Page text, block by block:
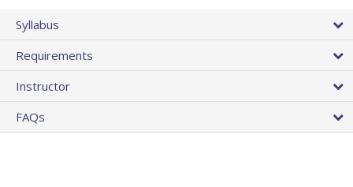
Syllabus
Requirements
Instructor
FAQs